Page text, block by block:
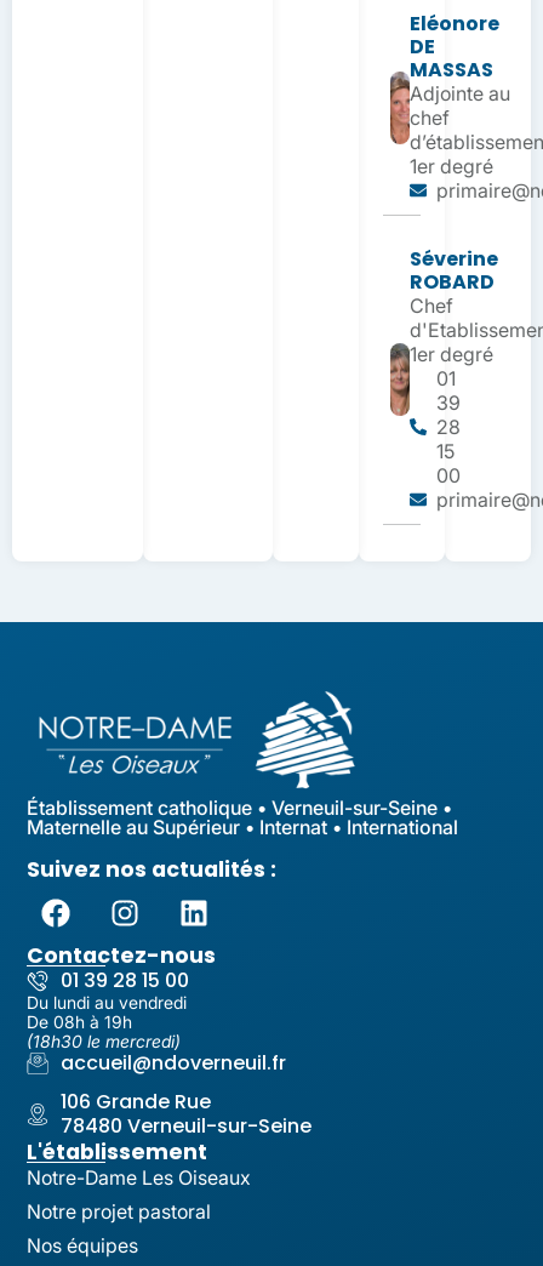
Eléonore
DE
MASSAS
Adjointe au
chef
1er degré
Séverine
ROBARD
Chef
1er degré
01
39
28
15
00
Établissement catholique • Verneuil-sur-Seine •
Maternelle au Supérieur • Internat • International
Suivez nos actualités :
Contactez-nous
01 39 28 15 00
Du lundi au vendredi
De 08h à 19h
(18h30 le mercredi)
accueil@ndoverneuil.fr
106 Grande Rue
78480 Verneuil-sur-Seine
L'établissement
Notre-Dame Les Oiseaux
Notre projet pastoral
Nos équipes